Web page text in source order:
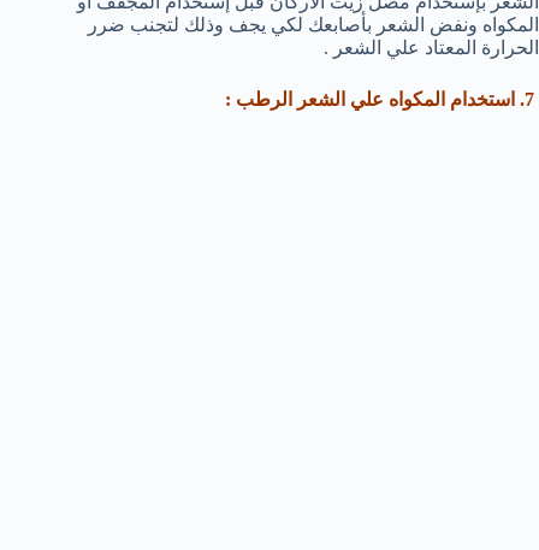
المكواه ونفض الشعر بأصابعك لكي يجف وذلك لتجنب ضرر
الحرارة المعتاد علي الشعر .